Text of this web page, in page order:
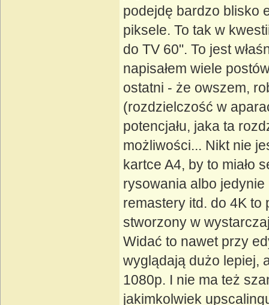
podejdę bardzo blisko
piksele. To tak w
do TV 60". To jest
napisałem wiele
ostatni - że owszem,
(rozdzielczość w
potencjału, jaka ta
możliwości... Nikt nie
kartce A4, by to miało
rysowania albo
remastery itd. do 4K to
stworzony w
Widać to nawet przy
wyglądają dużo lepiej,
1080p. I nie ma też
jakimkolwiek